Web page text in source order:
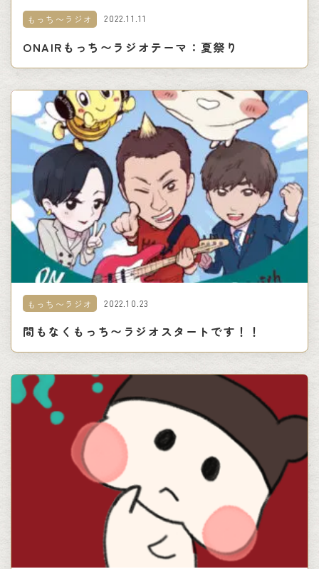
もっち〜ラジオ 2022.11.11
ONAIRもっち〜ラジオテーマ：夏祭り
もっち〜ラジオ 2022.10.23
間もなくもっち〜ラジオスタートです！！